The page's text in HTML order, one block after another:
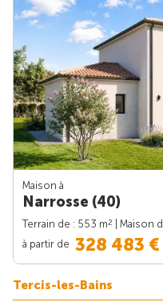
Maison à
Narrosse (40)
Terrain de : 553 m2 | Maison
à partir de 328 483 €
Tercis-les-Bains